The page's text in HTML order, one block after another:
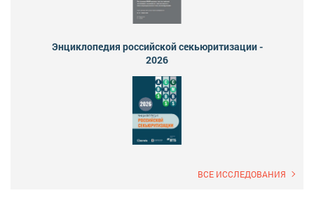
Энциклопедия российской секьюритизации -
2026
ВСЕ ИССЛЕДОВАНИЯ